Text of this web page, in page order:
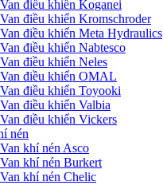
Van điều khiển Koganei
Van điều khiển Kromschroder
Van điều khiển Meta Hydraulics
Van điều khiển Nabtesco
Van điều khiển Neles
Van điều khiển OMAL
Van điều khiển Toyooki
Van điều khiển Valbia
Van điều khiển Vickers
nén
Van khí nén Asco
Van khí nén Burkert
Van khí nén Chelic